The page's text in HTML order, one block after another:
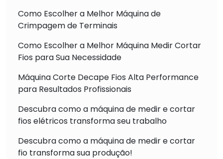
Como Escolher a Melhor Máquina de
Crimpagem de Terminais
Como Escolher a Melhor Máquina Medir Cortar
Fios para Sua Necessidade
Máquina Corte Decape Fios Alta Performance
para Resultados Profissionais
Descubra como a máquina de medir e cortar
fios elétricos transforma seu trabalho
Descubra como a máquina de medir e cortar
fio transforma sua produção!